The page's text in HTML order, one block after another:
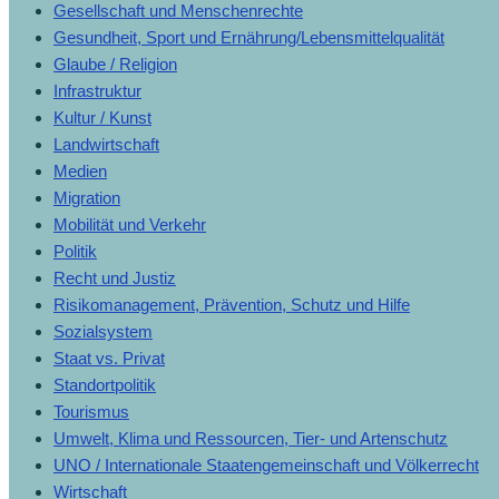
Gesellschaft und Menschenrechte
Gesundheit, Sport und Ernährung/Lebensmittelqualität
Glaube / Religion
Infrastruktur
Kultur / Kunst
Landwirtschaft
Medien
Migration
Mobilität und Verkehr
Politik
Recht und Justiz
Risikomanagement, Prävention, Schutz und Hilfe
Sozialsystem
Staat vs. Privat
Standortpolitik
Tourismus
Umwelt, Klima und Ressourcen, Tier- und Artenschutz
UNO / Internationale Staatengemeinschaft und Völkerrecht
Wirtschaft